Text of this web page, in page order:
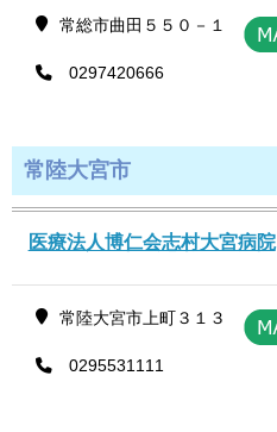
常総市曲田５５０－１
0297420666
常陸大宮市
医療法人博仁会志村大宮病院
常陸大宮市上町３１３
0295531111